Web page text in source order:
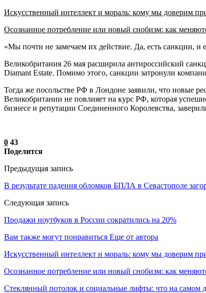
Искусственный интеллект и мораль: кому мы доверим
Осознанное потребление или новый снобизм: как
«Мы почти не замечаем их действие. Да, есть санкции,
Великобритания 26 мая расширила антироссийский
Diamant Estate. Помимо этого, санкции затронули
Тогда же посольстве РФ в Лондоне заявили, что новые
Великобритании не повлияет на курс РФ, которая
бизнесе и репутации Соединенного Королевства,
0 43
Поделится
Предыдущая запись
В результате падения обломков БПЛА в Севастополе
Следующая запись
Продажи ноутбуков в России сократились на 20%
Вам также могут понравиться Еще от автора
Искусственный интеллект и мораль: кому мы доверим
Осознанное потребление или новый снобизм: как
Стеклянный потолок и социальные лифты: что на самом